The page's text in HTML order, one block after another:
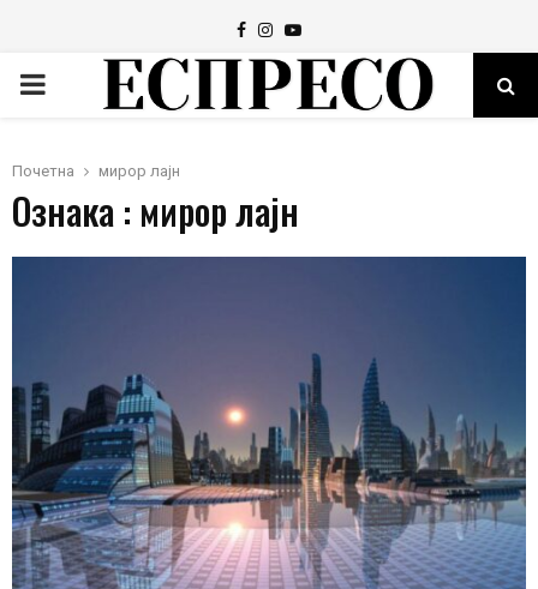
Facebook
Instagram
Youtube
PRIMARY
Почетна мирор лајн
Ознака : мирор лајн